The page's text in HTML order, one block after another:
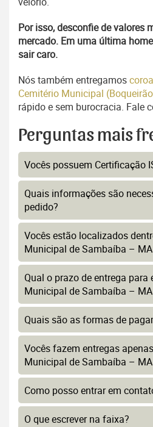
Por isso, desconfie de valores
mercado. Em uma última
sair caro.
Nós também entregamos
Cemitério Municipal
rápido e sem burocracia. Fale
Perguntas mais
Vocês possuem Certificação
Quais informações são
pedido?
Vocês estão localizados
Municipal de Sambaíba –
Qual o prazo de entrega para
Municipal de Sambaíba –
Quais são as formas de
Vocês fazem entregas
Municipal de Sambaíba –
Como posso entrar em
O que escrever na faixa?